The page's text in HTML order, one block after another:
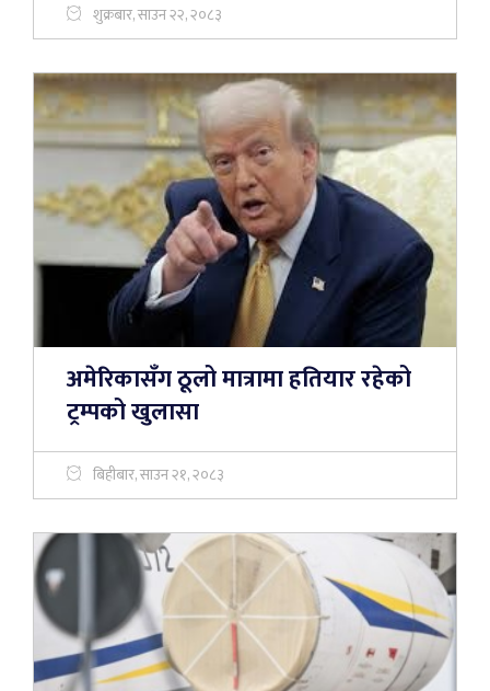
शुक्रबार, साउन २२, २०८३
अमेरिकासँग ठूलो मात्रामा हतियार रहेको
ट्रम्पको खुलासा
बिहीबार, साउन २१, २०८३